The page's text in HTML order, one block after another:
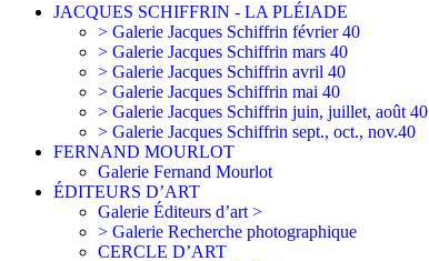
JACQUES SCHIFFRIN - LA PLÉIADE
> Galerie Jacques Schiffrin février 40
> Galerie Jacques Schiffrin mars 40
> Galerie Jacques Schiffrin avril 40
> Galerie Jacques Schiffrin mai 40
> Galerie Jacques Schiffrin juin, juillet, août 40
> Galerie Jacques Schiffrin sept., oct., nov.40
FERNAND MOURLOT
Galerie Fernand Mourlot
ÉDITEURS D’ART
Galerie Éditeurs d’art >
> Galerie Recherche photographique
CERCLE D’ART